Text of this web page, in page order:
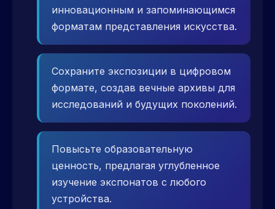
инновационным и запоминающимся
форматам представления искусства.
Сохраните экспозиции в цифровом
формате, создав вечные архивы для
исследований и будущих поколений.
Повысьте образовательную
ценность, предлагая углубленное
изучение экспонатов с любого
устройства.